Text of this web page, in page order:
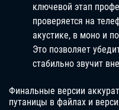
ключевой этап
проверяется на
акустике, в моно и
Это позволяет
стабильно звучит
Финальные версии
путаницы в файлах и